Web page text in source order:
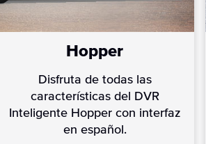
Hopper
Disfruta de todas las
características del DVR
Inteligente Hopper con interfaz
en español.